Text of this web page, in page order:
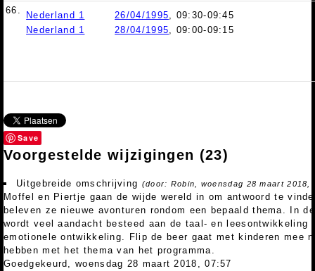
66. Nederland 1 26/04/1995, 09:30-09:45
Nederland 1
28/04/1995, 09:00-09:15
Save
Voorgestelde wijzigingen (23)
Uitgebreide omschrijving (door: Robin, woensdag 28 maart 2018,
Moffel en Piertje gaan de wijde wereld in om antwoord te
beleven ze nieuwe avonturen rondom een bepaald thema. In
wordt veel aandacht besteed aan de taal- en leesontwikkeling
emotionele ontwikkeling. Flip de beer gaat met kinderen mee
hebben met het thema van het programma.
Goedgekeurd, woensdag 28 maart 2018, 07:57